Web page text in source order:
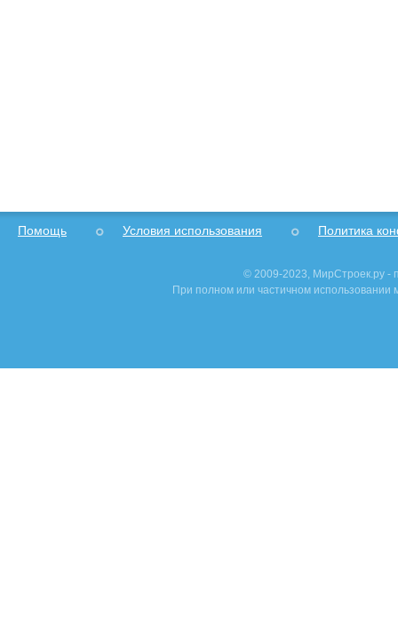
Помощь Условия использования Политика
© 2009-2023, МирСтроек.ру -
При полном или частичном использовании